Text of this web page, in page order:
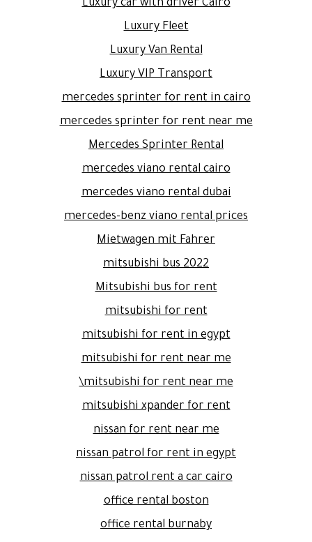
Luxury car with driver Cairo
Luxury Fleet
Luxury Van Rental
Luxury VIP Transport
mercedes sprinter for rent in cairo
mercedes sprinter for rent near me
Mercedes Sprinter Rental
mercedes viano rental cairo
mercedes viano rental dubai
mercedes-benz viano rental prices
Mietwagen mit Fahrer
mitsubishi bus 2022
Mitsubishi bus for rent
mitsubishi for rent
mitsubishi for rent in egypt
mitsubishi for rent near me
mitsubishi for rent near me\
mitsubishi xpander for rent
nissan for rent near me
nissan patrol for rent in egypt
nissan patrol rent a car cairo
office rental boston
office rental burnaby